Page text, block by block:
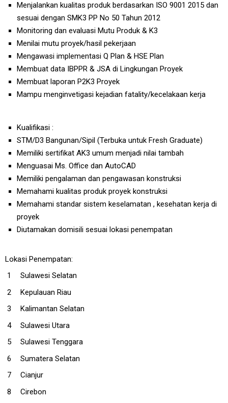
Menjalankan kualitas produk berdasarkan ISO 9001 2015 dan
sesuai dengan SMK3 PP No 50 Tahun 2012
Monitoring dan evaluasi Mutu Produk & K3
Menilai mutu proyek/hasil pekerjaan
Mengawasi implementasi Q Plan & HSE Plan
Membuat data IBPPR & JSA di Lingkungan Proyek
Membuat laporan P2K3 Proyek
Mampu menginvetigasi kejadian fatality/kecelakaan kerja
Kualifikasi :
STM/D3 Bangunan/Sipil (Terbuka untuk Fresh Graduate)
Memiliki sertifikat AK3 umum menjadi nilai tambah
Menguasai Ms. Office dan AutoCAD
Memiliki pengalaman dan pengawasan konstruksi
Memahami kualitas produk proyek konstruksi
Memahami standar sistem keselamatan , kesehatan kerja di
proyek
Diutamakan domisili sesuai lokasi penempatan
Lokasi Penempatan:
Sulawesi Selatan
Kepulauan Riau
Kalimantan Selatan
Sulawesi Utara
Sulawesi Tenggara
Sumatera Selatan
Cianjur
Cirebon